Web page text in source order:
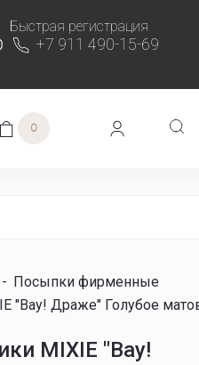
Быстрая регистрация
+7 911 490-15-69
0
- Посыпки фирменные
"Вау! Драже" Голубое
MIXIE "Вау!